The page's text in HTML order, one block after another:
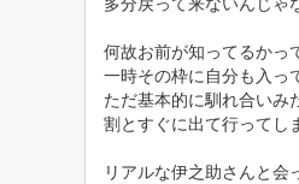
何故お前が知ってるかっ
一時その枠に自分も入っ
ただ基本的に馴れ合いみ
割とすぐに出て行ってし
リアルな伊之助さんと会